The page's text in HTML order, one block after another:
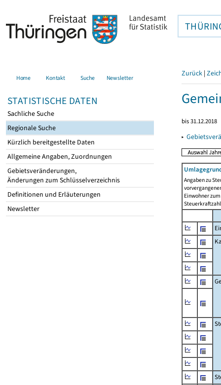
Home Kontakt Suche Newsletter
STATISTISCHE DATEN
Sachliche Suche
Regionale Suche
Kürzlich bereitgestellte Daten
Allgemeine Angaben, Zuordnungen
Gebietsveränderungen,
Änderungen zum Schlüsselverzeichnis
Definitionen und Erläuterungen
Newsletter
Zurück |
bis 31.12.2018
▸
Angaben zu
Einwohner